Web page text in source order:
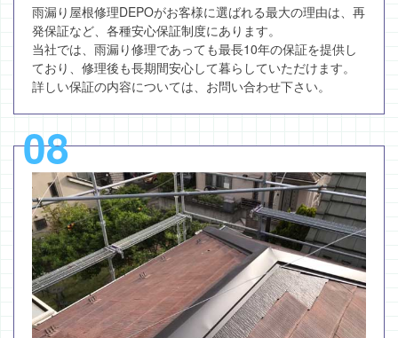
雨漏り屋根修理DEPOがお客様に選ばれる最大の理由は、再
発保証など、各種安心保証制度にあります。
当社では、雨漏り修理であっても最長10年の保証を提供し
ており、修理後も長期間安心して暮らしていただけます。
詳しい保証の内容については、お問い合わせ下さい。
08